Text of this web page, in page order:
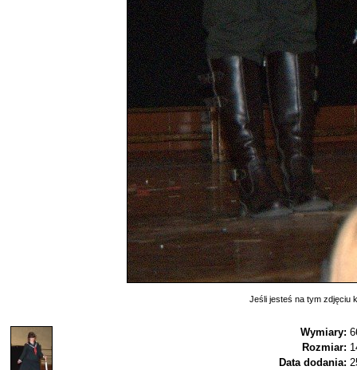
Jeśli jesteś na tym zdjęciu
Wymiary:
Rozmiar:
Data dodania: